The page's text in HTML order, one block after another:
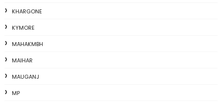
KHARGONE
KYMORE
MAHAKMBH
MAIHAR
MAUGANJ
MP